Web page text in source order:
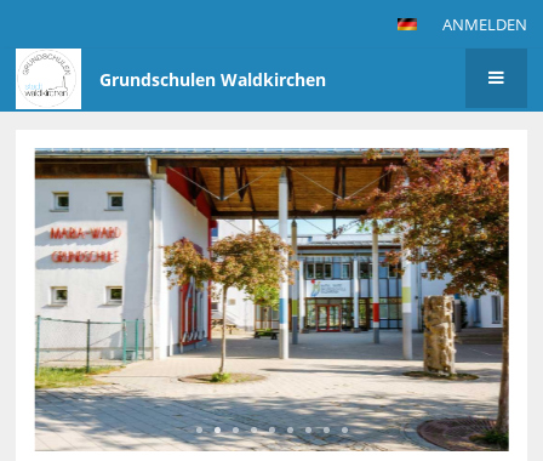
ANMELDEN
Grundschulen Waldkirchen
Startseite